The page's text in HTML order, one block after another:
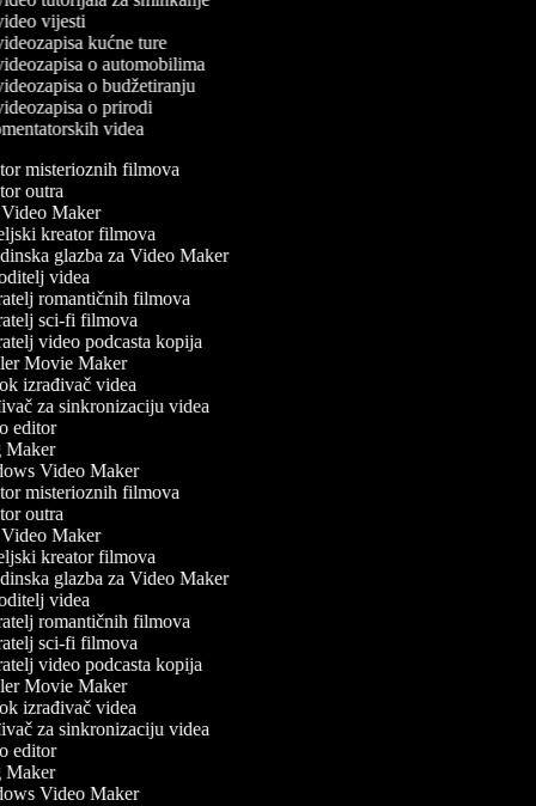
vijesti
kućne ture
o automobilima
o budžetiranju
o prirodi
videa
misterioznih filmova
outra
Maker
kreator filmova
glazba za Video Maker
videa
romantičnih filmova
sci-fi filmova
video podcasta kopija
Movie Maker
izrađivač videa
za sinkronizaciju videa
editor
Video Maker
misterioznih filmova
outra
Maker
kreator filmova
glazba za Video Maker
videa
romantičnih filmova
sci-fi filmova
video podcasta kopija
Movie Maker
izrađivač videa
za sinkronizaciju videa
editor
Video Maker